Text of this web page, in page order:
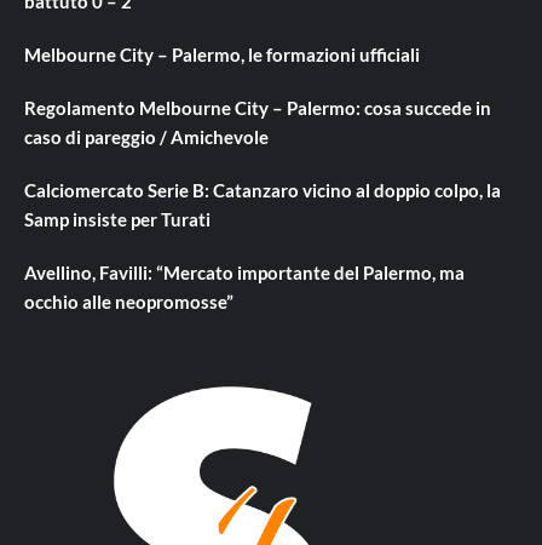
Melbourne City – Palermo, le formazioni ufficiali
Regolamento Melbourne City – Palermo: cosa succede in
caso di pareggio / Amichevole
Calciomercato Serie B: Catanzaro vicino al doppio colpo, la
Samp insiste per Turati
Avellino, Favilli: “Mercato importante del Palermo, ma
occhio alle neopromosse”